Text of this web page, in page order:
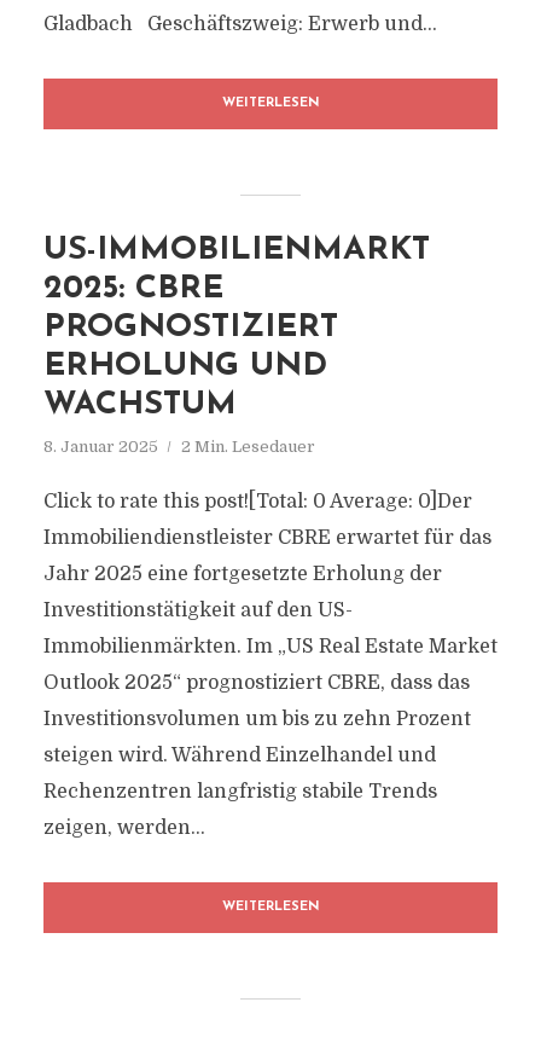
Gladbach Geschäftszweig: Erwerb und...
WEITERLESEN
US-IMMOBILIENMARKT
2025: CBRE
PROGNOSTIZIERT
ERHOLUNG UND
WACHSTUM
8. Januar 2025 2 Min. Lesedauer
Click to rate this post![Total: 0 Average: 0]Der
Immobiliendienstleister CBRE erwartet für das
Jahr 2025 eine fortgesetzte Erholung der
Investitionstätigkeit auf den US-
Immobilienmärkten. Im „US Real Estate Market
Outlook 2025“ prognostiziert CBRE, dass das
Investitionsvolumen um bis zu zehn Prozent
steigen wird. Während Einzelhandel und
Rechenzentren langfristig stabile Trends
zeigen, werden...
WEITERLESEN